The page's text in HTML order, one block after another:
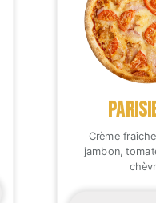
Crème
jambon,